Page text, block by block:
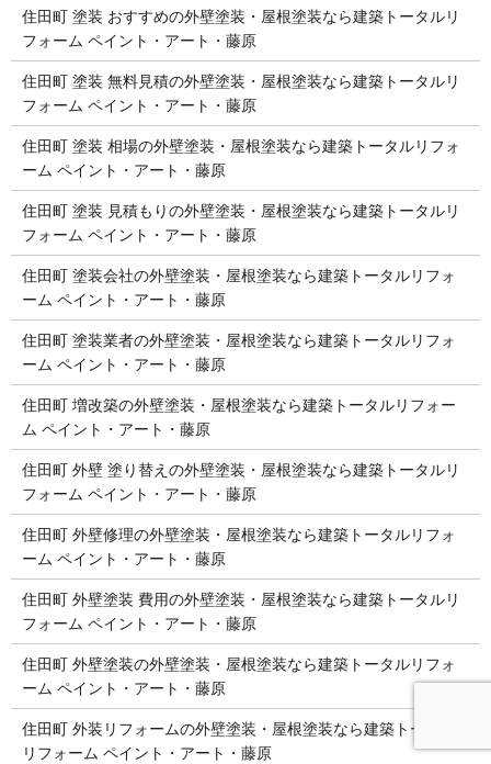
住田町 塗装 おすすめの外壁塗装・屋根塗装なら建築トータルリ
フォーム ペイント・アート・藤原
住田町 塗装 無料見積の外壁塗装・屋根塗装なら建築トータルリ
フォーム ペイント・アート・藤原
住田町 塗装 相場の外壁塗装・屋根塗装なら建築トータルリフォ
ーム ペイント・アート・藤原
住田町 塗装 見積もりの外壁塗装・屋根塗装なら建築トータルリ
フォーム ペイント・アート・藤原
住田町 塗装会社の外壁塗装・屋根塗装なら建築トータルリフォ
ーム ペイント・アート・藤原
住田町 塗装業者の外壁塗装・屋根塗装なら建築トータルリフォ
ーム ペイント・アート・藤原
住田町 増改築の外壁塗装・屋根塗装なら建築トータルリフォー
ム ペイント・アート・藤原
住田町 外壁 塗り替えの外壁塗装・屋根塗装なら建築トータルリ
フォーム ペイント・アート・藤原
住田町 外壁修理の外壁塗装・屋根塗装なら建築トータルリフォ
ーム ペイント・アート・藤原
住田町 外壁塗装 費用の外壁塗装・屋根塗装なら建築トータルリ
フォーム ペイント・アート・藤原
住田町 外壁塗装の外壁塗装・屋根塗装なら建築トータルリフォ
ーム ペイント・アート・藤原
住田町 外装リフォームの外壁塗装・屋根塗装なら建築トータル
リフォーム ペイント・アート・藤原